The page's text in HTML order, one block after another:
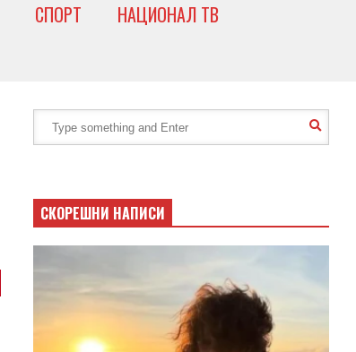
СПОРТ
НАЦИОНАЛ ТВ
СКОРЕШНИ НАПИСИ